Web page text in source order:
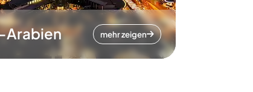
Arabien mehr zeigen